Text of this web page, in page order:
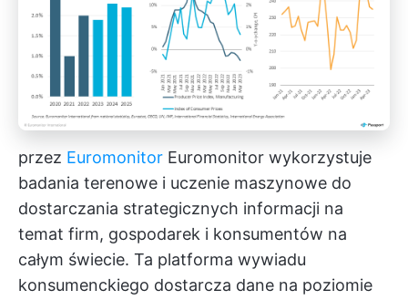
przez Euromonitor Euromonitor wykorzystuje
badania terenowe i uczenie maszynowe do
dostarczania strategicznych informacji na
temat firm, gospodarek i konsumentów na
całym świecie. Ta platforma wywiadu
konsumenckiego dostarcza dane na poziomie